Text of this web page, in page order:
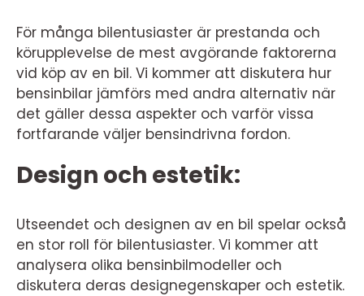
För många bilentusiaster är prestanda och
körupplevelse de mest avgörande faktorerna
vid köp av en bil. Vi kommer att diskutera hur
bensinbilar jämförs med andra alternativ när
det gäller dessa aspekter och varför vissa
fortfarande väljer bensindrivna fordon.
Design och estetik:
Utseendet och designen av en bil spelar också
en stor roll för bilentusiaster. Vi kommer att
analysera olika bensinbilmodeller och
diskutera deras designegenskaper och estetik.